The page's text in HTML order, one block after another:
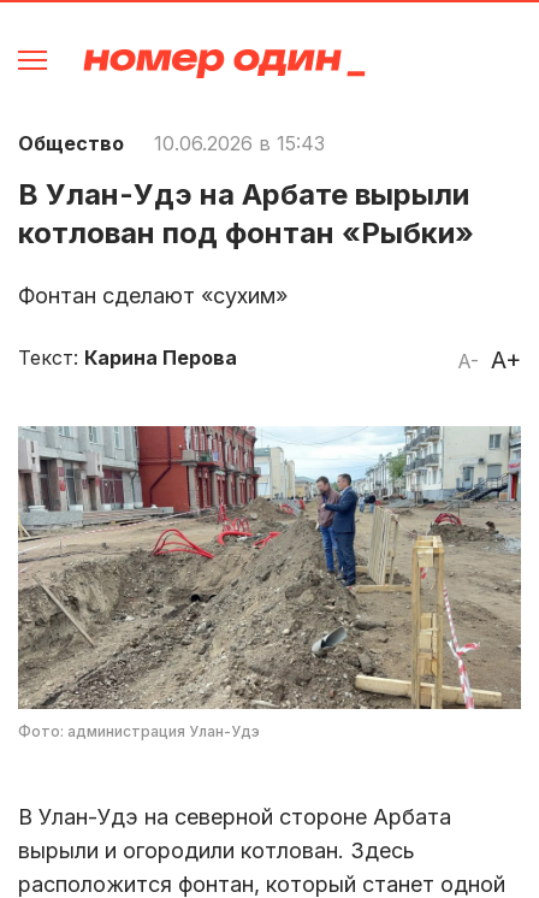
Общество 10.06.2026 в 15:43
В Улан-Удэ на Арбате вырыли
котлован под фонтан «Рыбки»
Фонтан сделают «сухим»
A- A+
Текст: Карина Перова
Фото: администрация Улан-Удэ
В Улан-Удэ на северной стороне Арбата
вырыли и огородили котлован. Здесь
расположится фонтан, который станет одной